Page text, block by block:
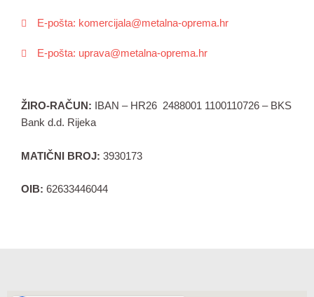
E-pošta: komercijala@metalna-oprema.hr
E-pošta: uprava@metalna-oprema.hr
ŽIRO-RAČUN:
IBAN – HR26 2488001 1100110726 – BKS
Bank d.d. Rijeka
MATIČNI BROJ: 3930173
OIB: 62633446044